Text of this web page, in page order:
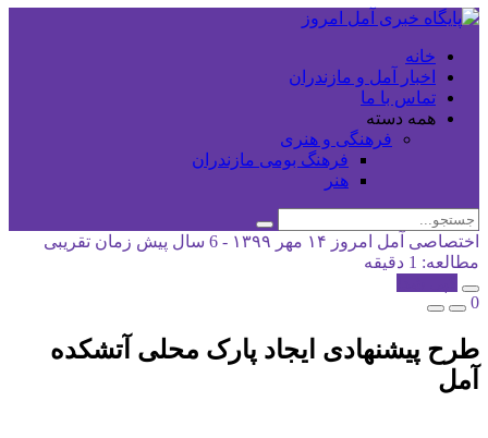
خانه
اخبار آمل و مازندران
تماس با ما
همه دسته
فرهنگی و هنری
فرهنگ بومی مازندران
هنر
اختصاصی آمل امروز ۱۴ مهر ۱۳۹۹ - 6 سال پیش
زمان تقریبی
مطالعه: 1 دقیقه
0
طرح پیشنهادی ایجاد پارک محلی آتشکده
آمل